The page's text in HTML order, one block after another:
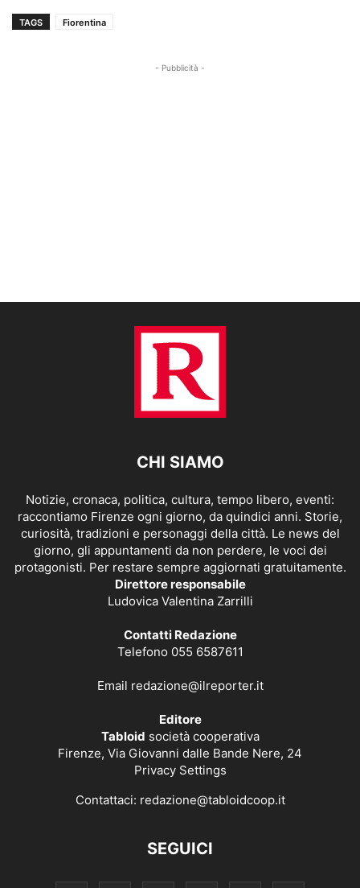
TAGS Fiorentina
- Pubblicità -
CHI SIAMO
Notizie, cronaca, politica, cultura, tempo libero, eventi:
raccontiamo Firenze ogni giorno, da quindici anni. Storie,
curiosità, tradizioni e personaggi della città. Le news del
giorno, gli appuntamenti da non perdere, le voci dei
protagonisti. Per restare sempre aggiornati gratuitamente.
Direttore responsabile
Ludovica Valentina Zarrilli
Contatti Redazione
Telefono 055 6587611
Email redazione@ilreporter.it
Editore
Tabloid società cooperativa
Firenze, Via Giovanni dalle Bande Nere, 24
Privacy Settings
Contattaci: redazione@tabloidcoop.it
SEGUICI